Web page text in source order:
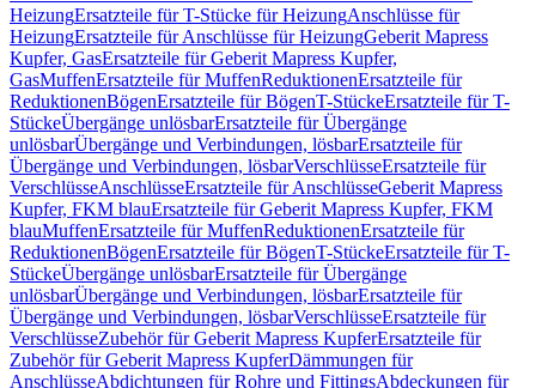
HeizungErsatzteile für T-Stücke für HeizungAnschlüsse für
HeizungErsatzteile für Anschlüsse für HeizungGeberit Mapress
Kupfer, GasErsatzteile für Geberit Mapress Kupfer,
GasMuffenErsatzteile für MuffenReduktionenErsatzteile für
ReduktionenBögenErsatzteile für BögenT-StückeErsatzteile für T-
StückeÜbergänge unlösbarErsatzteile für Übergänge
unlösbarÜbergänge und Verbindungen, lösbarErsatzteile für
Übergänge und Verbindungen, lösbarVerschlüsseErsatzteile für
VerschlüsseAnschlüsseErsatzteile für AnschlüsseGeberit Mapress
Kupfer, FKM blauErsatzteile für Geberit Mapress Kupfer, FKM
blauMuffenErsatzteile für MuffenReduktionenErsatzteile für
ReduktionenBögenErsatzteile für BögenT-StückeErsatzteile für T-
StückeÜbergänge unlösbarErsatzteile für Übergänge
unlösbarÜbergänge und Verbindungen, lösbarErsatzteile für
Übergänge und Verbindungen, lösbarVerschlüsseErsatzteile für
VerschlüsseZubehör für Geberit Mapress KupferErsatzteile für
Zubehör für Geberit Mapress KupferDämmungen für
AnschlüsseAbdichtungen für Rohre und FittingsAbdeckungen für